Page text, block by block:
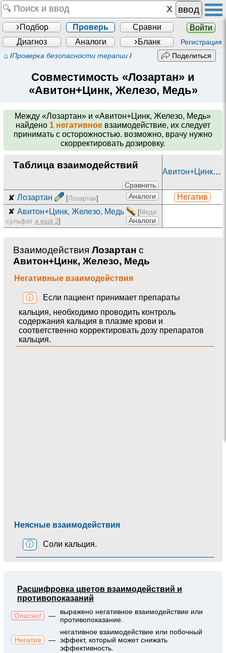
ввод
Подбор Проверь Сравни
Войти
Диагноз
Аналоги Бланк Регистрация
⌂ /Проверка безопасности терапии / Поделиться
Совместимость «Лозартан» и
«Авитон+Цинк, Железо, Медь»
Между«Лозартан» и «Авитон+Цинк, Железо, Медь»
найдено 1 негативноевзаимодействие, их следует
принимать с осторожностью. возможно, врачу нужно
скорректировать дозировку.
Таблица взаимодействий
Сравнить
Авитон+Цинк, Железо, Медь
✘ Лозартан [Лозартан] Аналоги
Негатив
✘ Авитон+Цинк, Железо, Медь [Меди
сульфат и ещё 2] Аналоги
Взаимодействия Лозартан с
Авитон+Цинк, Железо, Медь
Негативные взаимодействия
ⓘ
Если пациент принимает препараты
кальция, необходимо проводить контроль
содержания кальция в плазме крови и
соответственно корректировать дозу препаратов
кальция.
Неясные взаимодействия
ⓘ Соли кальция.
Расшифровка цветов взаимодействий и
противопоказаний
Опасно! —
выражено негативное взаимодействие или
противопоказание.
Негатив —
негативное взаимодействие или побочный
эффект, который может снижать
эффективность.